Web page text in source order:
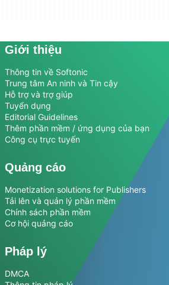
Giới thiệu
Thông tin về Softonic
Trung tâm An ninh và Tin cậy
Hỗ trợ và trợ giúp
Tuyển dụng
Editorial Guidelines
Thêm phần mềm / ứng dụng của bạn
Công cụ trực tuyến
Quảng cáo
Monetization solutions for Publishers
Tải lên và quản lý phần mềm
Chính sách phần mềm
Cơ hội quảng cáo
Pháp lý
DMCA